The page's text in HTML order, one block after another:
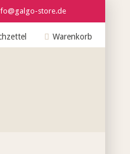
store.de
Warenkorb